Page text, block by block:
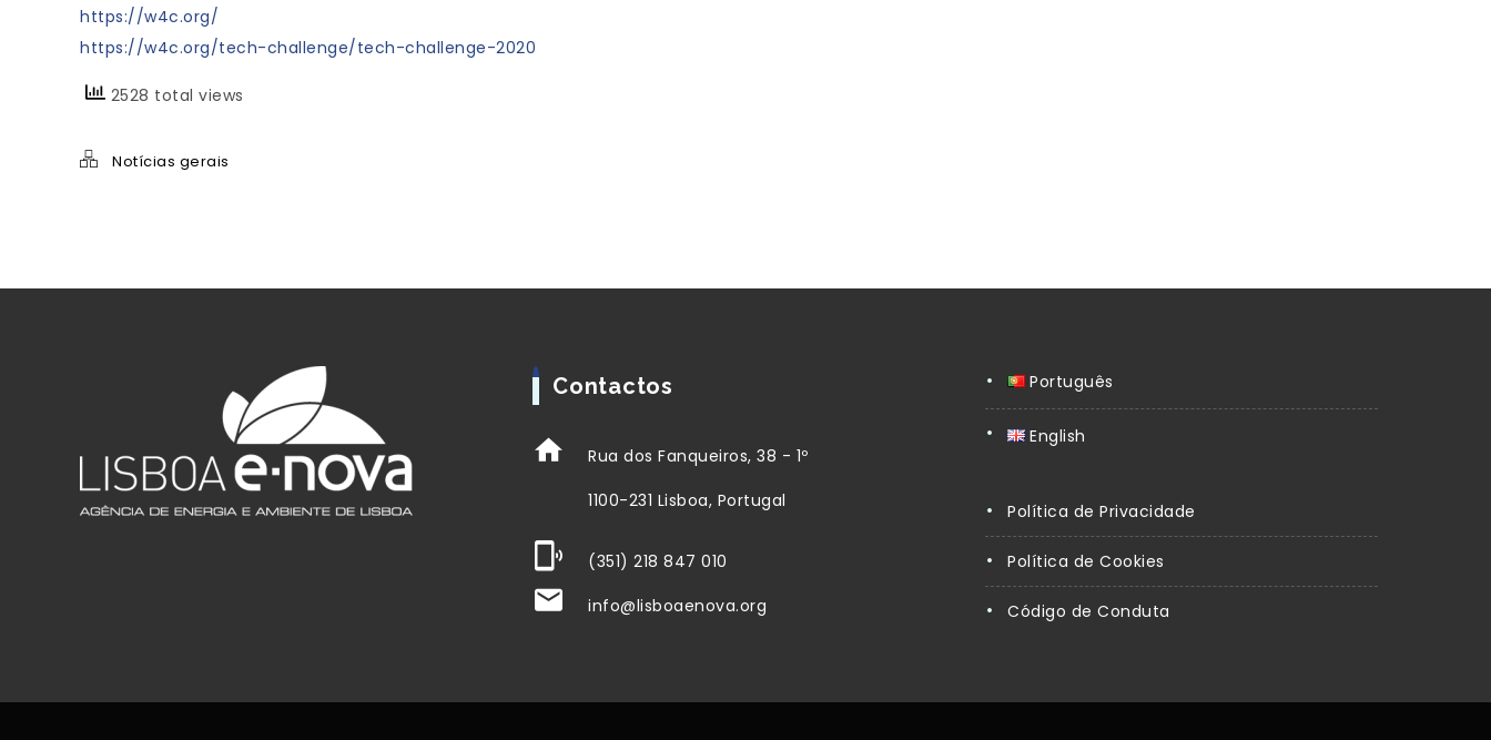
https://w4c.org/
https://w4c.org/tech-challenge/tech-challenge-2020
2528 total views
Notícias gerais
Contactos
Rua dos Fanqueiros, 38 - 1º
1100-231 Lisboa, Portugal
(351) 218 847 010
info@lisboaenova.org
Português
English
Política de Privacidade
Política de Cookies
Código de Conduta